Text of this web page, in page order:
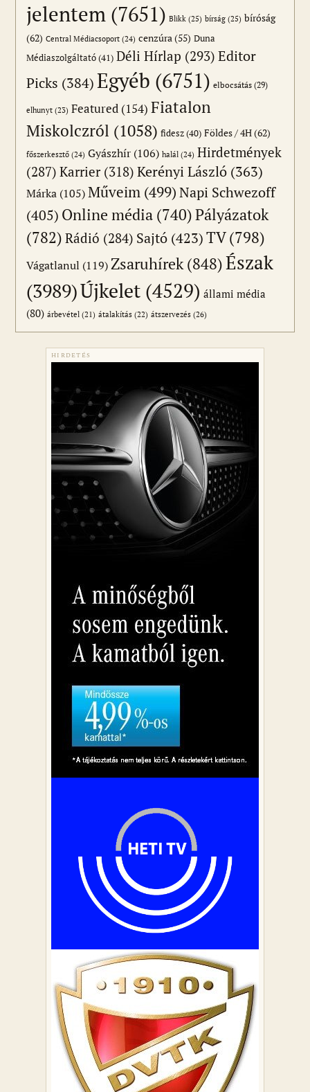
jelentem (7651) Blikk (25) bírság (25) bíróság
(62) Central Médiacsoport (24) cenzúra(55) Duna
Médiaszolgáltató(41) Déli Hírlap (293) Editor
Picks (384)Egyéb (6751) elbocsátás (29)
elhunyt (23) Featured (154) Fiatalon
Miskolczról (1058) fidesz(40) Földes / 4H(62)
főszerkesztő (24) Gyászhír (106) halál (24) Hirdetmények
(287) Karrier(318) Kerényi László (363)
Márka (105) Műveim (499)Napi Schwezoff
(405) Online média (740)Pályázatok
(782) Rádió (284) Sajtó (423)TV(798)
Vágatlanul (119)Zsaruhírek(848)Észak
(3989)Újkelet (4529) állami média
(80) árbevétel (21) átalakítás (22) átszervezés (26)
HIRDETÉS